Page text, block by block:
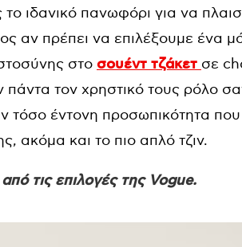
ιδανικό πανωφόρι για να
αν πρέπει να επιλέξουμε ένα
στο σουέντ τζάκετ σε
πάντα τον χρηστικό τους ρόλο
τόσο έντονη προσωπικότητα που
ακόμα και το πιο απλό τζιν.
τις επιλογές της Vogue.